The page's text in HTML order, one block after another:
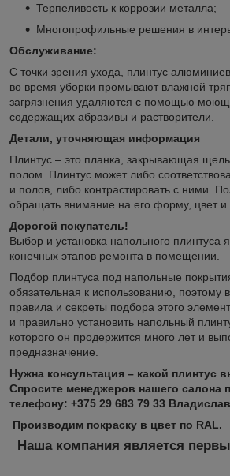
Терпеливость к коррозии металла;
Многопрофильные решения в
Обслуживание:
С точки зрения ухода, плинтус
во время уборки промывают влажной
загрязнения удаляются с помощью
содержащих абразивы и растворители.
Детали, уточняющая информация
Плинтус – это планка, закрывающая
полом. Плинтус может либо
и полов, либо контрастировать с ними.
обращать внимание на его форму, цвет и
Дорогой покупатель!
Выбор и установка напольного плинтуса
конечных этапов ремонта в помещении.
Подбор плинтуса под напольные
обязательная к использованию, поэтому
правила и секреты подбора этого
и правильно установить напольный
которого он продержится много лет и
предназначение.
Нужна консультация – какой плинтус
Спросите менеджеров нашего салона
телефону: +375 29 683 79 33 Владислав
Производим покраску в цвет по RAL.
Наша компания является